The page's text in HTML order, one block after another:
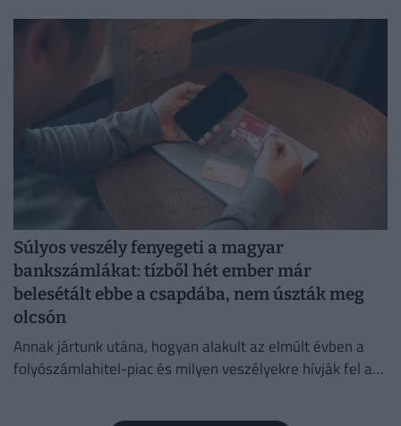
Súlyos veszély fenyegeti a magyar
bankszámlákat: tízből hét ember már
belesétált ebbe a csapdába, nem úszták meg
olcsón
Annak jártunk utána, hogyan alakult az elmúlt évben a
folyószámlahitel-piac és milyen veszélyekre hívják fel a